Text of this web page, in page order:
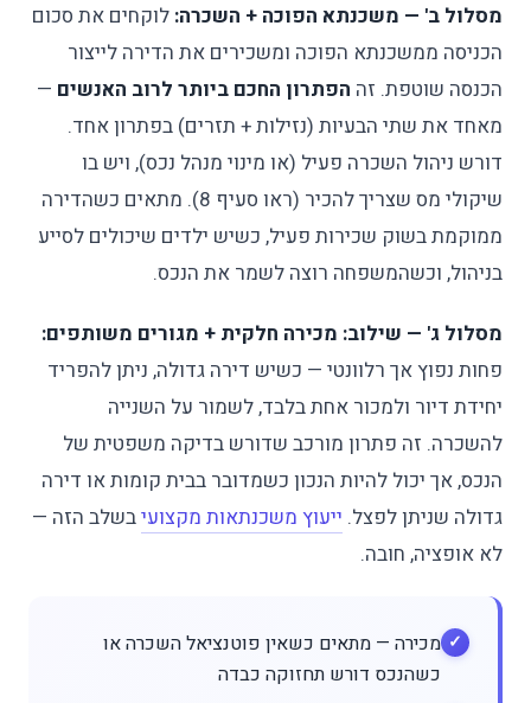
מסלול ב' — משכנתא הפוכה + השכרה: לוקחים את סכום
הכניסה ממשכנתא הפוכה ומשכירים את הדירה לייצור
הכנסה שוטפת. זה הפתרון החכם ביותר לרוב האנשים —
מאחד את שתי הבעיות (נזילות + תזרים) בפתרון אחד.
דורש ניהול השכרה פעיל (או מינוי מנהל נכס), ויש בו
שיקולי מס שצריך להכיר (ראו סעיף 8). מתאים כשהדירה
ממוקמת בשוק שכירות פעיל, כשיש ילדים שיכולים לסייע
בניהול, וכשהמשפחה רוצה לשמר את הנכס.
מסלול ג' — שילוב: מכירה חלקית + מגורים משותפים:
פחות נפוץ אך רלוונטי — כשיש דירה גדולה, ניתן להפריד
יחידת דיור ולמכור אחת בלבד, לשמור על השנייה
להשכרה. זה פתרון מורכב שדורש בדיקה משפטית של
הנכס, אך יכול להיות הנכון כשמדובר בבית קומות או דירה
גדולה שניתן לפצל. ייעוץ משכנתאות מקצועיבשלב הזה —
לא אופציה, חובה.
מכירה — מתאים כשאין פוטנציאל השכרה או
כשהנכס דורש תחזוקה כבדה